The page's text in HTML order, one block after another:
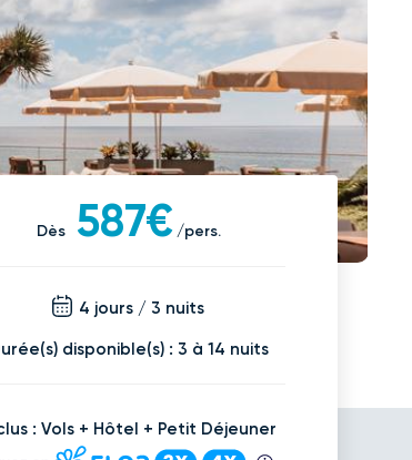
Dès587€ /pers.
4 jours / 3 nuits
disponible(s) : 3 à 14 nuits
: Vols + Hôtel + Petit Déjeuner